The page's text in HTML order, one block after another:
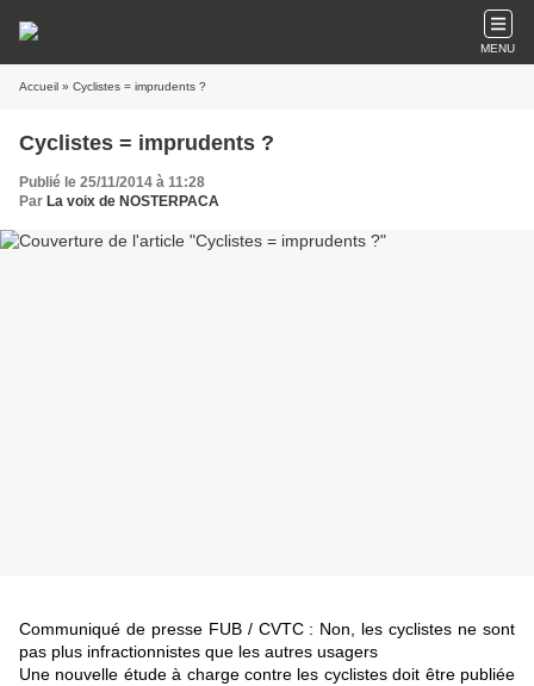
MENU
Accueil » Cyclistes = imprudents ?
Cyclistes = imprudents ?
Publié le 25/11/2014 à 11:28
Par La voix de NOSTERPACA
Communiqué de presse FUB / CVTC : Non, les cyclistes ne sont
pas plus infraction​nistes que les autres usagers
Une nouvelle étude à charge contre les cyclistes doit être publiée